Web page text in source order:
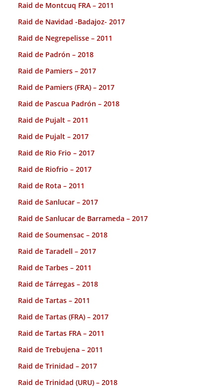
Raid de Montcuq FRA – 2011
Raid de Navidad -Badajoz- 2017
Raid de Negrepelisse – 2011
Raid de Padrón – 2018
Raid de Pamiers – 2017
Raid de Pamiers (FRA) – 2017
Raid de Pascua Padrón – 2018
Raid de Pujalt – 2011
Raid de Pujalt – 2017
Raid de Rio Frio – 2017
Raid de Riofrio – 2017
Raid de Rota – 2011
Raid de Sanlucar – 2017
Raid de Sanlucar de Barrameda – 2017
Raid de Soumensac – 2018
Raid de Taradell – 2017
Raid de Tarbes – 2011
Raid de Tárregas – 2018
Raid de Tartas – 2011
Raid de Tartas (FRA) – 2017
Raid de Tartas FRA – 2011
Raid de Trebujena – 2011
Raid de Trinidad – 2017
Raid de Trinidad (URU) – 2018